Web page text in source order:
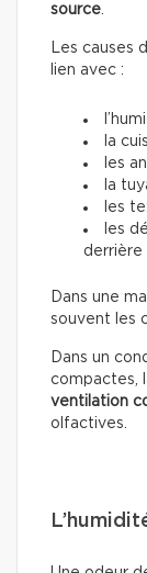
source.
Les causes
lien avec :
la
les
la
les
les
derrière
Dans une
souvent les
Dans un
compactes,
ventilation
olfactives.